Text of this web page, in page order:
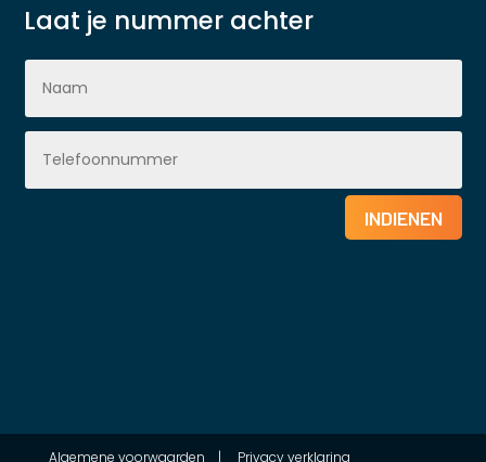
Laat je nummer achter
INDIENEN
Algemene voorwaarden | Privacy verklaring